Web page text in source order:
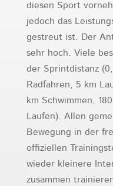
diesen Sport
jedoch das
gestreut ist. Der
sehr hoch. Viele
der Sprintdistanz
Radfahren, 5 km
km Schwimmen,
Laufen). Allen
Bewegung in der
offiziellen
wieder kleinere
zusammen